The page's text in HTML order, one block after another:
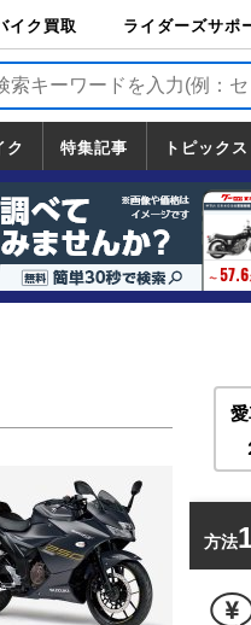
イク買取
イク買取
ライダーズサポ
ライダーズサポー
TOP
バイク輸送
バイクガレージラ
フ
バイク車両保険
ロードサービス
バイク試乗
ク
ク
特集記事 トピックス
トピックス
一覧
ホンダ
ヤマハ
スズキ
カワサキ
ハーレーダ
ビッドソン
BMW
ドゥカティ
トライアン
フ
方法